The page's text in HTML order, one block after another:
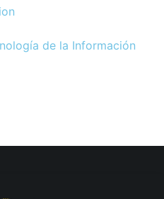
de la Información